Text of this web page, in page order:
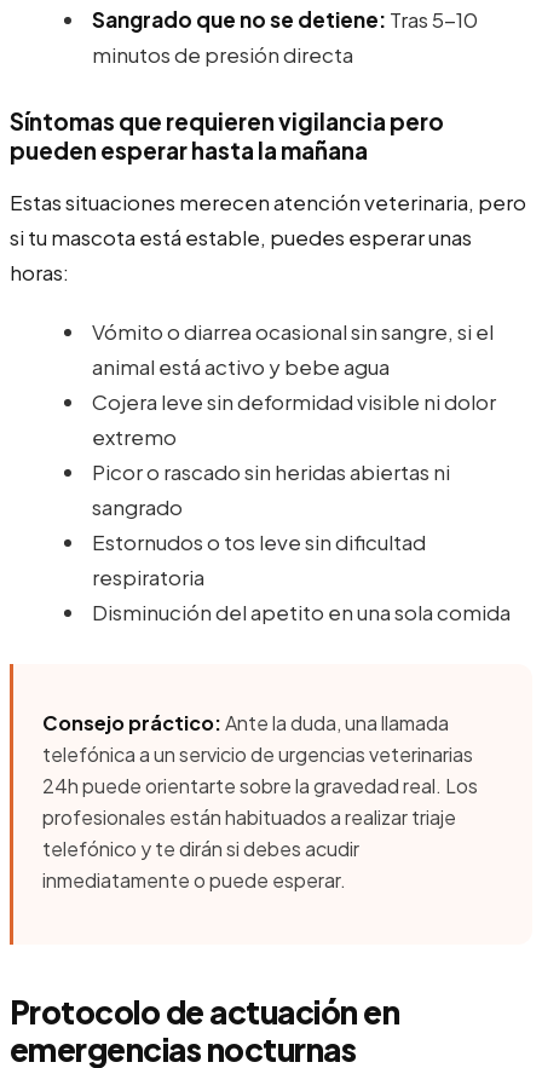
Sangrado que no se detiene: Tras 5-10
minutos de presión directa
Síntomas que requieren vigilancia pero
pueden esperar hasta la mañana
Estas situaciones merecen atención veterinaria, pero
si tu mascota está estable, puedes esperar unas
horas:
Vómito o diarrea ocasional sin sangre, si el
animal está activo y bebe agua
Cojera leve sin deformidad visible ni dolor
extremo
Picor o rascado sin heridas abiertas ni
sangrado
Estornudos o tos leve sin dificultad
respiratoria
Disminución del apetito en una sola comida
Consejo práctico:Ante la duda, una llamada
telefónica a un servicio de urgencias veterinarias
24h puede orientarte sobre la gravedad real. Los
profesionales están habituados a realizar triaje
telefónico y te dirán si debes acudir
inmediatamente o puede esperar.
Protocolo de actuación en
emergencias nocturnas